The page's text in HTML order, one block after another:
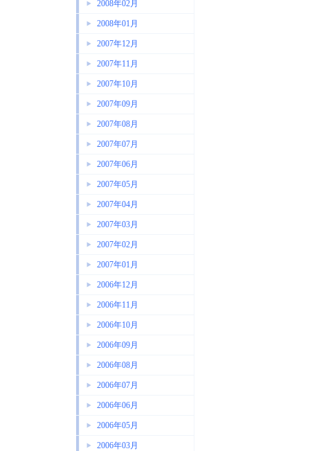
2008年02月
2008年01月
2007年12月
2007年11月
2007年10月
2007年09月
2007年08月
2007年07月
2007年06月
2007年05月
2007年04月
2007年03月
2007年02月
2007年01月
2006年12月
2006年11月
2006年10月
2006年09月
2006年08月
2006年07月
2006年06月
2006年05月
2006年03月